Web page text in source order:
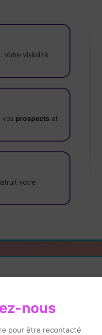
Votre visibilité
vos prospects et
votre
nous
pour être recontacté